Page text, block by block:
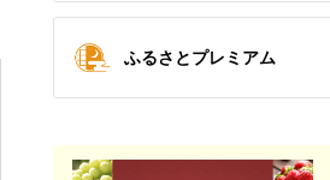
ふるさとプレミアム